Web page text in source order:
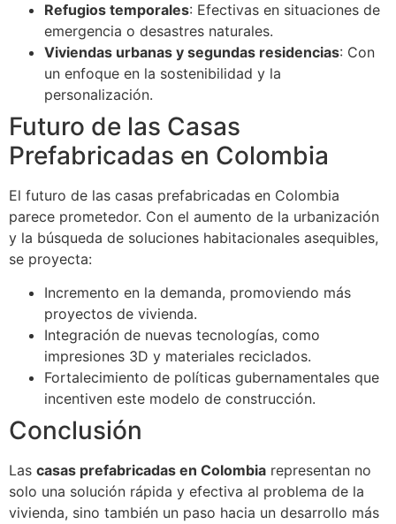
Refugios temporales: Efectivas en situaciones de
emergencia o desastres naturales.
Viviendas urbanas y segundas residencias: Con
un enfoque en la sostenibilidad y la
personalización.
Futuro de las Casas
Prefabricadas en Colombia
El futuro de las casas prefabricadas en Colombia
parece prometedor. Con el aumento de la urbanización
y la búsqueda de soluciones habitacionales asequibles,
se proyecta:
Incremento en la demanda, promoviendo más
proyectos de vivienda.
Integración de nuevas tecnologías, como
impresiones 3D y materiales reciclados.
Fortalecimiento de políticas gubernamentales que
incentiven este modelo de construcción.
Conclusión
Las casas prefabricadas en Colombia representan no
solo una solución rápida y efectiva al problema de la
vivienda, sino también un paso hacia un desarrollo más